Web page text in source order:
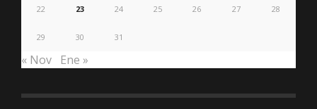
22 23 24 25 26 27 28
29 30 31
« Nov Ene »